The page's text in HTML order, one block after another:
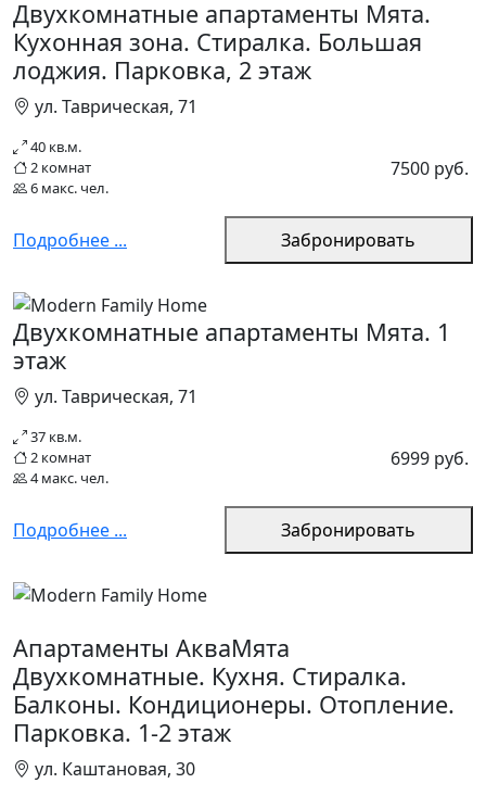
Двухкомнатные апартаменты Мята.
Кухонная зона. Стиралка. Большая
лоджия. Парковка, 2 этаж
ул. Таврическая, 71
40 кв.м.
2 комнат
6 макс. чел.
7500 руб.
Подробнее ... Забронировать
Двухкомнатные апартаменты Мята. 1
этаж
ул. Таврическая, 71
37 кв.м.
2 комнат
4 макс. чел.
6999 руб.
Подробнее ... Забронировать
Апартаменты АкваМята
Двухкомнатные. Кухня. Стиралка.
Балконы. Кондиционеры. Отопление.
Парковка. 1-2 этаж
ул. Каштановая, 30